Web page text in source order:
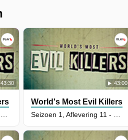
43:30 43:00
World's Most Evil Killers